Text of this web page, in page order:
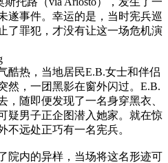
遂事件。幸运的是，当时宪兵巡
了罪犯，才没有让这一场危机演
酷热，当地居民E.B.女士和伴侣
然，一团黑影在窗外闪过。E.B.
，随即便发现了一名身穿黑衣、
疑男子正企图潜入她家。就在惊
不远处正巧有一名宪兵。
院内的异样，当场将这名形迹可